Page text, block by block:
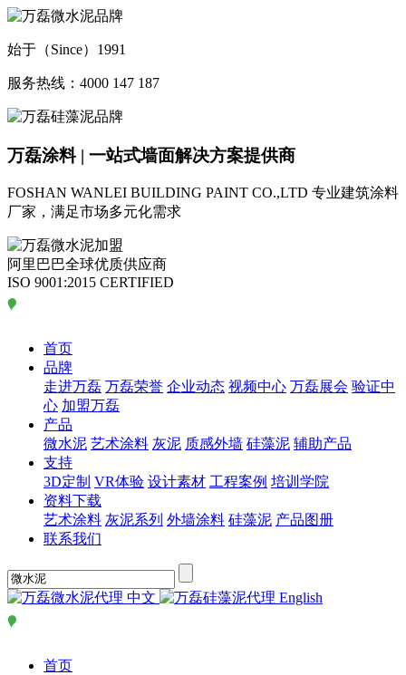
始于（Since）1991
服务热线：4000 147 187
万磊涂料 | 一站式墙面解决方案提供商
FOSHAN WANLEI BUILDING PAINT CO.,LTD 专业建筑涂料
厂家，满足市场多元化需求
阿里巴巴全球优质供应商
ISO 9001:2015 CERTIFIED
首页
品牌
走进万磊 万磊荣誉 企业动态 视频中心 万磊展会 验证中
心 加盟万磊
产品
微水泥 艺术涂料 灰泥 质感外墙 硅藻泥 辅助产品
支持
3D定制 VR体验 设计素材 工程案例 培训学院
资料下载
艺术涂料 灰泥系列 外墙涂料 硅藻泥 产品图册
联系我们
中文 English
首页